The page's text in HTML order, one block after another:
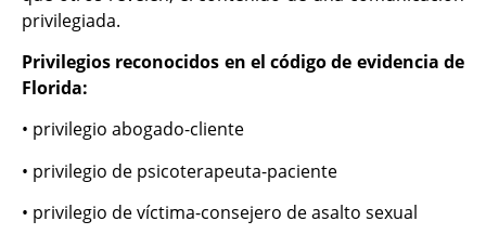
privilegiada.
Privilegios reconocidos en el código de evidencia de
Florida:
• privilegio abogado-cliente
• privilegio de psicoterapeuta-paciente
• privilegio de víctima-consejero de asalto sexual